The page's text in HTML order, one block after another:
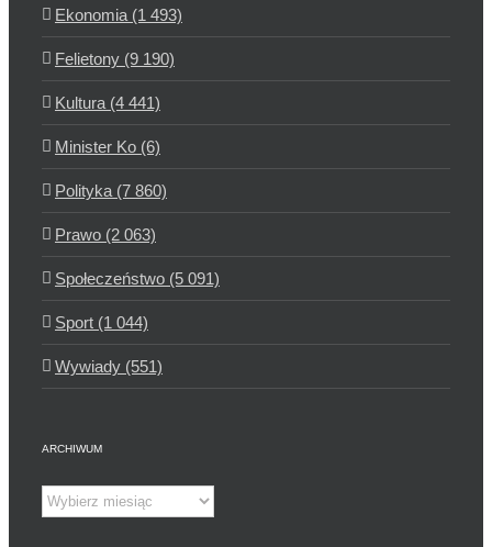
Ekonomia (1 493)
Felietony (9 190)
Kultura (4 441)
Minister Ko (6)
Polityka (7 860)
Prawo (2 063)
Społeczeństwo (5 091)
Sport (1 044)
Wywiady (551)
ARCHIWUM
Archiwum